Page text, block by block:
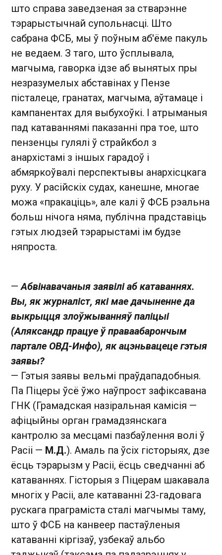
што справа заведзеная за стварэнне
тэрарыстычнай супольнасці. Што
сабрана ФСБ, мы ў поўным аб'ёме пакуль
не ведаем. З таго, што ўсплывала,
магчыма, гаворка ідзе аб вынятых пры
незразумелых абставінах у Пензе
пісталеце, гранатах, магчыма, аўтамаце і
кампанентах для выбухоўкі. І атрыманыя
пад катаваннямі паказанні пра тое, што
пензенцы гулялі ў страйкбол з
анархістамі з іншых гарадоў і
абмяркоўвалі перспектывы анархісцкага
руху. У расійскіх судах, канешне, многае
можа «пракаціць», але калі ў ФСБ рэальна
больш нічога няма, публічна прадставіць
гэтых людзей тэрарыстамі ім будзе
няпроста.
—Абвінавачаныя заявілі аб катаваннях.
Вы, як журналіст, які мае дачыненне да
выкрыцця злоўжыванняў паліцыі
(Аляксандр працуе ў праваабарончым
партале ОВД-Инфо), як ацэньвацеце гэтыя
заявы?
— Гэтыя заявы вельмі праўдападобныя.
Па Піцеры ўсё ўжо наўпрост зафіксавана
ГНК (Грамадская назіральная камісія —
афіцыйны орган грамадзянскага
кантролю за месцамі пазбаўлення волі ў
Расіі — М.Д.). Амаль па ўсіх гісторыях, дзе
ёсць тэрарызм у Расіі, ёсць сведчанні аб
катаваннях. Гісторыя з Піцерам шакавала
многіх у Расіі, але катаванні 23-гадовага
рускага праграміста сталі магчымы таму,
што ў ФСБ на канвеер пастаўленыя
катаванні кіргізаў, узбекаў альбо